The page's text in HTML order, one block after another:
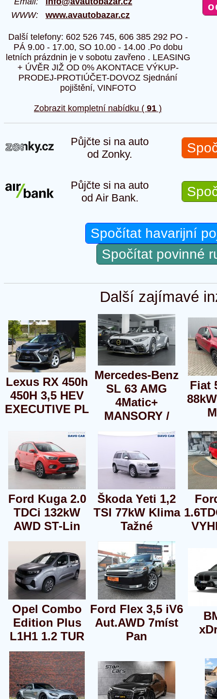
WWW: www.avautobazar.cz
Další telefony: 602 526 745, 606 385 292 PO -
PÁ 9.00 - 17.00, SO 10.00 - 14.00 .Po dobu
letních prázdnin je v sobotu zavřeno . LEASING
+ ÚVĚR JIŽ OD 0% AKONTACE VÝKUP-
PRODEJ-PROTIÚČET-DOVOZ Sjednání
pojištění, VINFOTO
Zobrazit kompletní nabídku ( 91 )
Půjčte si na auto
od Zonky.
Půjčte si na auto
od Air Bank.
Spočítat havarijní
Spočítat povinné
Další zajímavé
Lexus RX 450h
450H 3,5 HEV
EXECUTIVE PL
Mercedes-Benz
SL 63 AMG
4Matic+
MANSORY /
Fiat
Ford Kuga 2.0
TDCi 132kW
AWD ST-Lin
Škoda Yeti 1,2
TSI 77kW Klima
Tažné
Opel Combo
Edition Plus
L1H1 1.2 TUR
Ford Flex 3,5 iV6
Aut.AWD 7míst
Pan